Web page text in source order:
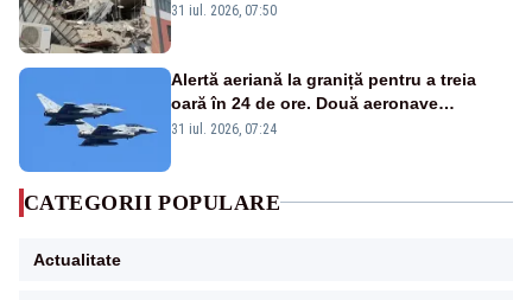
31 iul. 2026, 07:50
Alertă aeriană la graniță pentru a treia
oară în 24 de ore. Două aeronave
Eurofighter britanice au fost ridicate de la
31 iul. 2026, 07:24
CATEGORII POPULARE
Actualitate